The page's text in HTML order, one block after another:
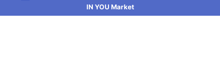
IN YOU Market